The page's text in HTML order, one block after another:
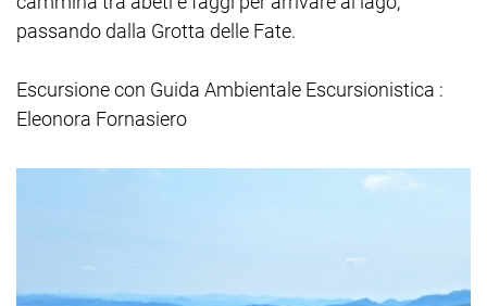
passando dalla Grotta delle Fate.
Escursione con Guida Ambientale Escursionistica :
Eleonora Fornasiero